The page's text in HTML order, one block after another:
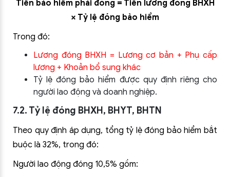
Tiền bảo hiểm phải đóng = Tiền lương đóng BHXH
× Tỷ lệ đóng bảo hiểm
Trong đó:
Lương đóng BHXH = Lương cơ bản + Phụ cấp
lương + Khoản bổ sung khác
Tỷ lệ đóng bảo hiểm được quy định riêng cho
người lao động và doanh nghiệp.
7.2. Tỷ lệ đóng BHXH, BHYT, BHTN
Theo quy định áp dụng, tổng tỷ lệ đóng bảo hiểm bắt
buộc là 32%, trong đó:
Người lao động đóng 10,5% gồm: